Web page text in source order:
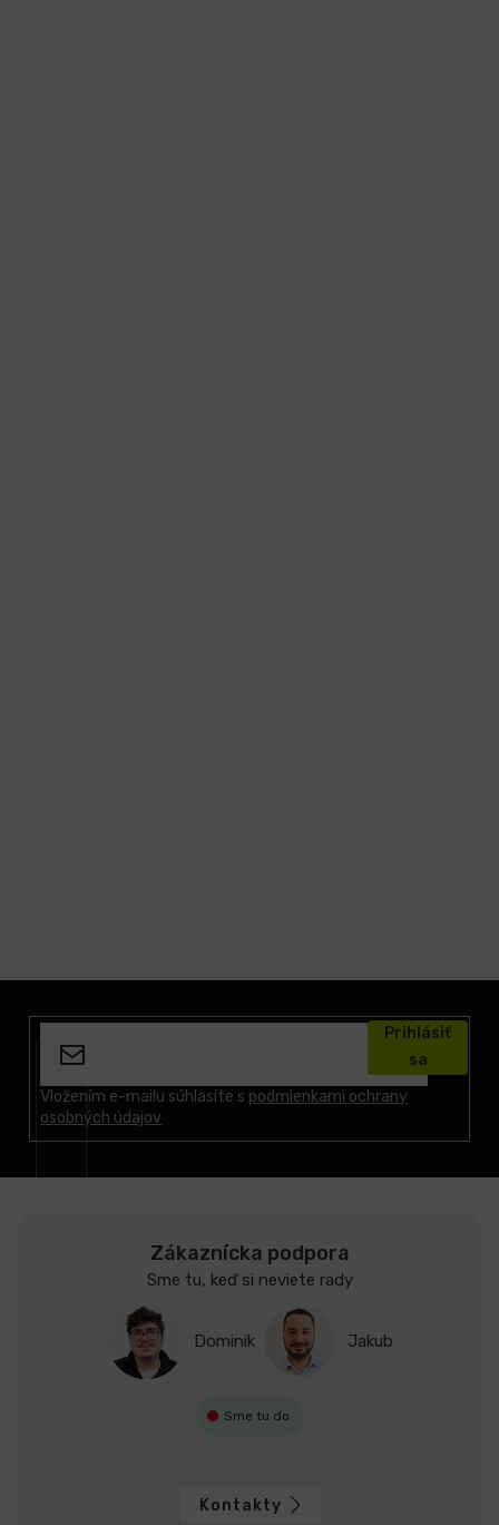
Vložením e-mailu súhlasíte s podmienkami ochrany
osobných údajov
Prihlásiť
sa
Zákaznícka podpora
Sme tu, keď si neviete rady
Dominik Jakub
Sme tu do
Kontakty